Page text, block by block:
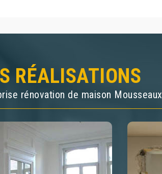
RÉALISATIONS
rénovation de maison